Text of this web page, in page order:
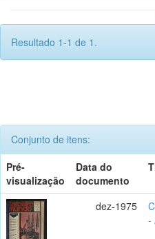
Resultado 1-1 de 1.
Conjunto de itens:
Pré-
visualização
Data do
documento
dez-1975
-